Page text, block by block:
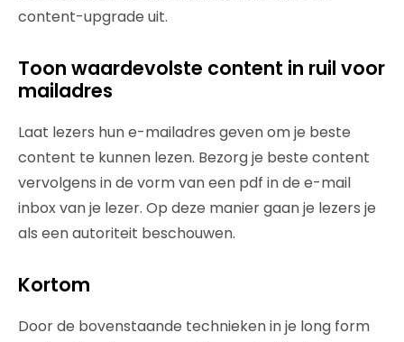
content-upgrade uit.
Toon waardevolste content in ruil voor
mailadres
Laat lezers hun e-mailadres geven om je beste
content te kunnen lezen. Bezorg je beste content
vervolgens in de vorm van een pdf in de e-mail
inbox van je lezer. Op deze manier gaan je lezers je
als een autoriteit beschouwen.
Kortom
Door de bovenstaande technieken in je long form